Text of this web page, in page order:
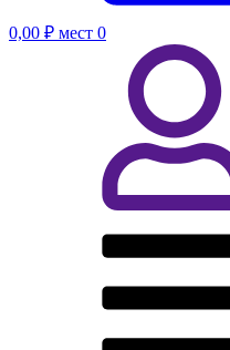
0,00 ₽ мест 0